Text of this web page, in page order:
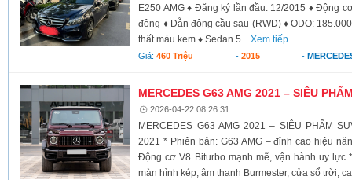
E250 AMG ♦ Đăng ký lần đầu: 12/2015 ♦ Động
động ♦ Dẫn động cầu sau (RWD) ♦ ODO:
thất màu kem ♦ Sedan 5...Xem tiếp
Giá:460 Triệu - 2015 -
MERCEDES G63 AMG 2021 – SIÊU
2026-04-22 08:26:31
MERCEDES G63 AMG 2021 – SIÊU PHẨM
2021 * Phiên bản: G63 AMG – đỉnh cao hiệu
Động cơ V8 Biturbo mạnh mẽ, vận hành uy lực
màn hình kép, âm thanh Burmester, cửa sổ trời,